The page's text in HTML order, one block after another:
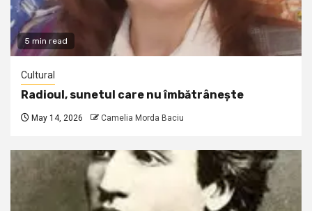
5 min read
Cultural
Radioul, sunetul care nu îmbătrânește
May 14, 2026 Camelia Morda Baciu